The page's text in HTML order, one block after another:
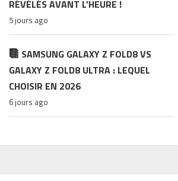
RÉVÉLÉS AVANT L’HEURE !
5 jours ago
SAMSUNG GALAXY Z FOLD8 VS
GALAXY Z FOLD8 ULTRA : LEQUEL
CHOISIR EN 2026
6 jours ago